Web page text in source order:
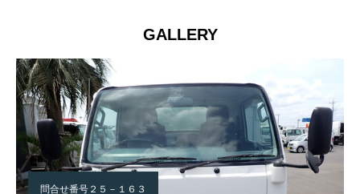
GALLERY
問合せ番号２５－１６３